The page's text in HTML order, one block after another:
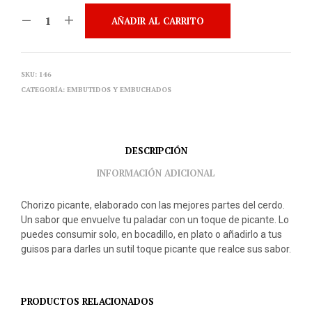
AÑADIR AL CARRITO
SKU: 146
CATEGORÍA: EMBUTIDOS Y EMBUCHADOS
DESCRIPCIÓN
INFORMACIÓN ADICIONAL
Chorizo picante, elaborado con las mejores partes del cerdo.
Un sabor que envuelve tu paladar con un toque de picante. Lo
puedes consumir solo, en bocadillo, en plato o añadirlo a tus
guisos para darles un sutil toque picante que realce sus sabor.
PRODUCTOS RELACIONADOS